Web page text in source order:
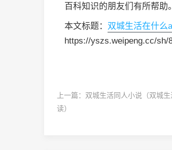
百科知识的朋友们有所帮助。
本文标题： 双城生活在什么
https://yszs.weipeng.cc/sh/
上一篇： 双城生活同人小说（双城
读）